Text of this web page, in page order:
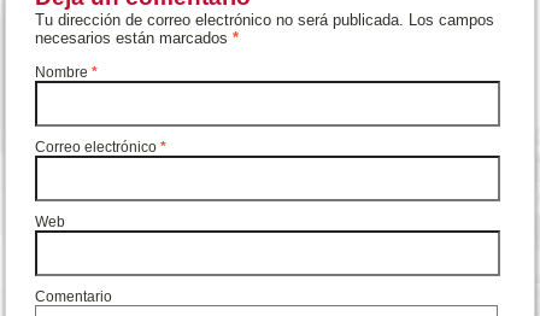
Tu dirección de correo electrónico no será publicada. Los campos
necesarios están marcados*
Nombre*
Correo electrónico*
Web
Comentario